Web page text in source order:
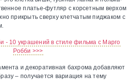
платье-футляр с корсетным верхом
прикрыть сверху клетчатым пиджаком с
- 10 украшений в стиле фильма с Марго
Робби >>>
и декоративная бахрома добавляют
– получается вариация на тему